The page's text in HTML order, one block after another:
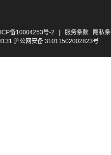
备10004253号-2 服务条款
隐私
沪公网安备 31011502002823号